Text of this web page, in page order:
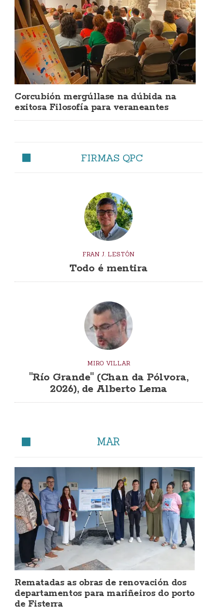
Corcubión mergúllase na dúbida na
exitosa Filosofía para veraneantes
FIRMAS QPC
FRAN J. LESTÓN
Todo é mentira
MIRO VILLAR
"Río Grande" (Chan da Pólvora,
2026), de Alberto Lema
MAR
Rematadas as obras de renovación dos
departamentos para mariñeiros do porto
de Fisterra